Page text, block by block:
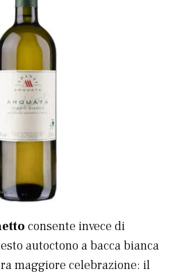
consente invece di
autoctono a bacca bianca
maggiore celebrazione: il